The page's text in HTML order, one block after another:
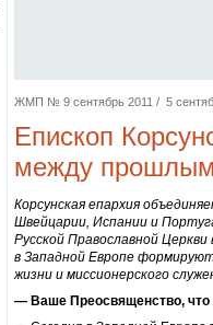
ЖМП № 9 сентябрь 2011 / 5
Епископ
между
Корсунская епархия
Швейцарии, Испании и
Русской Православной
в Западной Европе формируют
жизни и миссионерского
— Ваше Преосвященство, что